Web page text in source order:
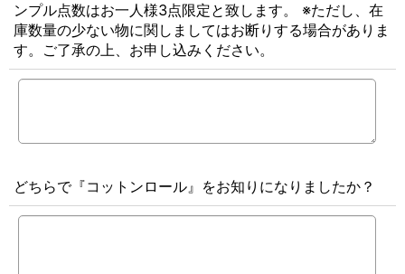
ンプル点数はお一人様3点限定と致します。 ※ただし、在
庫数量の少ない物に関しましてはお断りする場合がありま
す。ご了承の上、お申し込みください。
どちらで『コットンロール』をお知りになりましたか？